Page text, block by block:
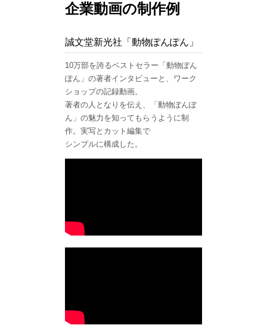
企業動画の制作例
誠文堂新光社「動物ぽんぽん」
10万部を誇るベストセラー「動物ぽん
ぽん」の著者インタビューと、ワーク
ショップの記録動画。
著者の人となりを伝え、「動物ぽんぽ
ん」の魅力を知ってもらうように制
作。実写とカット編集で
シンプルに構成した。